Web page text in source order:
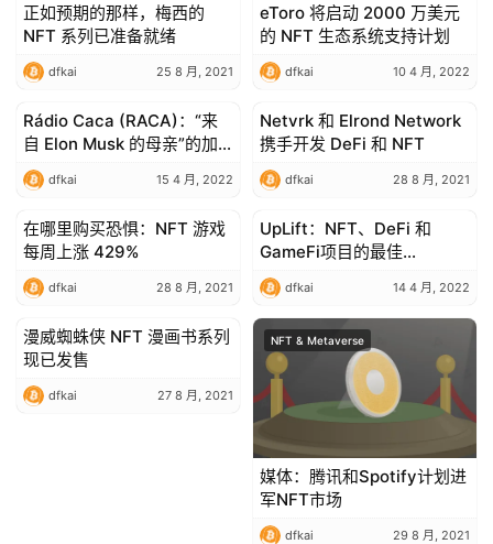
正如预期的那样，梅西的
NFT 系列已准备就绪
dfkai 25 8 月, 2021
eToro 将启动 2000 万美元
的 NFT 生态系统支持计划
dfkai 10 4 月, 2022
NFT & Metaverse
Rádio Caca (RACA)：“来
自 Elon Musk 的母亲”的加
密在 6 个月内暴跌 65%
dfkai 15 4 月, 2022
NFT & Metaverse
Netvrk 和 Elrond Network
携手开发 DeFi 和 NFT
dfkai 28 8 月, 2021
NFT & Metaverse
在哪里购买恐惧：NFT 游戏
每周上涨 429%
dfkai 28 8 月, 2021
NFT & Metaverse
UpLift：NFT、DeFi 和
GameFi项目的最佳
Launchpad
dfkai 14 4 月, 2022
NFT & Metaverse
漫威蜘蛛侠 NFT 漫画书系列
现已发售
dfkai 27 8 月, 2021
NFT & Metaverse
媒体：腾讯和Spotify计划进
军NFT市场
dfkai 29 8 月, 2021